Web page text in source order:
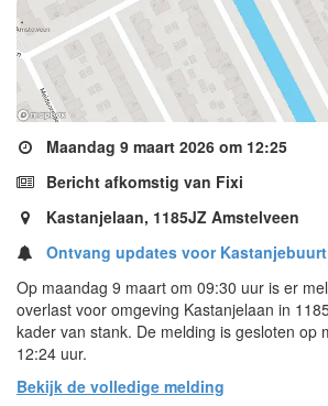
Maandag 9 maart 2026 om 12:25
Bericht afkomstig van Fixi
Kastanjelaan, 1185JZ Amstelveen
Ontvang updates voor Kastanjebuurt
Op maandag 9 maart om 09:30 uur is er
overlast voor omgeving Kastanjelaan in
kader van stank. De melding is gesloten op
12:24 uur.
Bekijk de volledige melding